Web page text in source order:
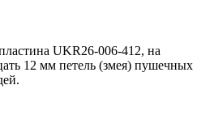
UKR26-006-412, на
12 мм петель (змея) пушечных